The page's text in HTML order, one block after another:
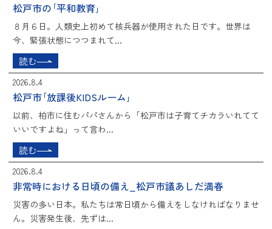
松戸市の｢平和教育｣
８月６日。人類史上初めて核兵器が使用された日です。世界は
今、緊張状態につつまれて...
読む
2026.8.4
松戸市｢放課後KIDSルーム｣
以前、柏市に住むパパさんから「松戸市は子育てチカラいれてて
いいですよね」って言わ...
読む
2026.8.4
非常時における日頃の備え_松戸市議あしだ満春
災害の多い日本。私たちは常日頃から備えをしなければなりませ
ん。災害発生後、先ずは...